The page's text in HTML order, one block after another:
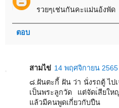
รวยๆเช่นกันคะแม่นอ้งพัด
ตอบ
สามไข่ 14 พฤศจิกายน 2565
๘.ฝันตะกี้ ฝัน ว่า นั่งรถตู้ ไป
เป็นพระลูกวัด แต่จัดเ่สียใ
แล้วมีคนพูดเกี่ยวกับปืน